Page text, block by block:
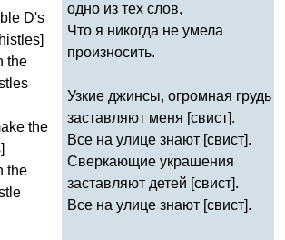
D's
]
the
the
]
the
одно из тех слов,
Что я никогда не умела
произносить.
Узкие джинсы, огромная грудь
заставляют меня [свист].
Все на улице знают [свист].
Сверкающие украшения
заставляют детей [свист].
Все на улице знают [свист].